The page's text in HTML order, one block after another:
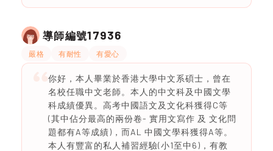
導師編號17936
嚴格 有耐性 有愛心
你好，本人畢業於香港大學中文系碩士，曾在
名校任職中文老師。本人的中文科及中國文學
科成績優異。高考中國語文及文化科獲得C等
(其中佔分最高的兩份卷- 實用文寫作 及 文化問
題都有A等成績)，而AL 中國文學科獲得A等。
本人有豐富的私人補習經驗(小1至中6)，有教